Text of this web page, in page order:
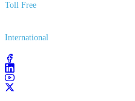
Toll Free
International